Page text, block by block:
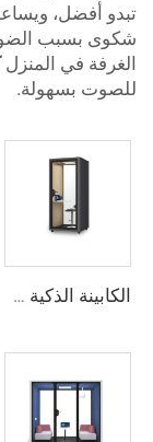
تبدو أفضل،
الغرفة في المنزل
للصوت بسهولة.
الكابينة الذكية والعازلة للصوت لشخص واحد - سلسلة Cyspace Y PRO